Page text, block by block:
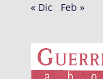
« Dic
Feb »